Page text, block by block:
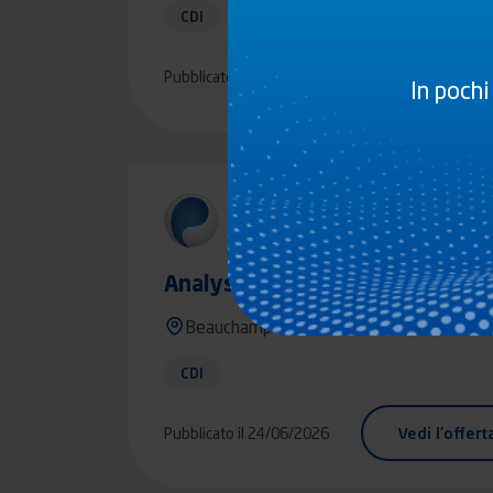
CDI
Pubblicato il 25/06/2026
Analyste fonctionnel & ERP -
Beauchamp
CDI
Pubblicato il 24/06/2026 Vedi
In